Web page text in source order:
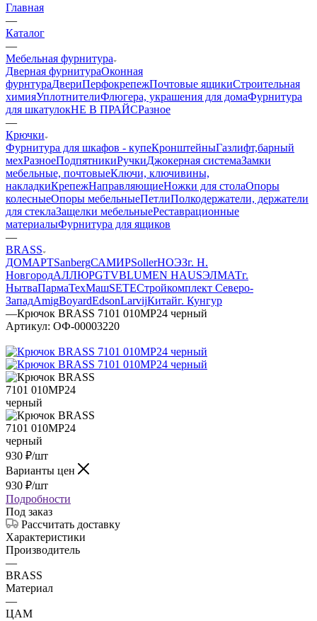
Главная
—
Каталог
—
Мебельная фурнитура
Дверная фурнитураОконная
фурнтураДвериПерфокрепежПочтовые ящикиСтроительная
химияУплотнителиФлюгера, украшения для домаФурнитура
для шкатулокНЕ В ПРАЙСРазное
—
Крючки
Фурнитура для шкафов - купеКронштейныГазлифт,барный
мехРазноеПодпятникиРучкиДжокерная системаЗамки
мебельные, почтовыеКлючи, ключивины,
накладкиКрепежНаправляющиеНожки для столаОпоры
колесныеОпоры мебельныеПетлиПолкодержатели, держатели
для стеклаЗащелки мебельныеРеставрационные
материалыФурнитура для ящиков
—
BRASS
ДОМАРТSanbergСАМИРSollerНОЭЗг. Н.
НовгородАЛЛЮРGTVBLUMEN HAUSЭЛМАТг.
НытваПармаТехМашSETEСтройкомплект Северо-
ЗападAmigBoyardEdsonLarvijКитайг. Кунгур
—Крючок BRASS 7101 010МР24 черный
Артикул: ОФ-00003220
930 ₽/шт
Варианты цен
930 ₽/шт
Подробности
Под заказ
Рассчитать доставку
Характеристики
Производитель
—
BRASS
Материал
—
ЦАМ